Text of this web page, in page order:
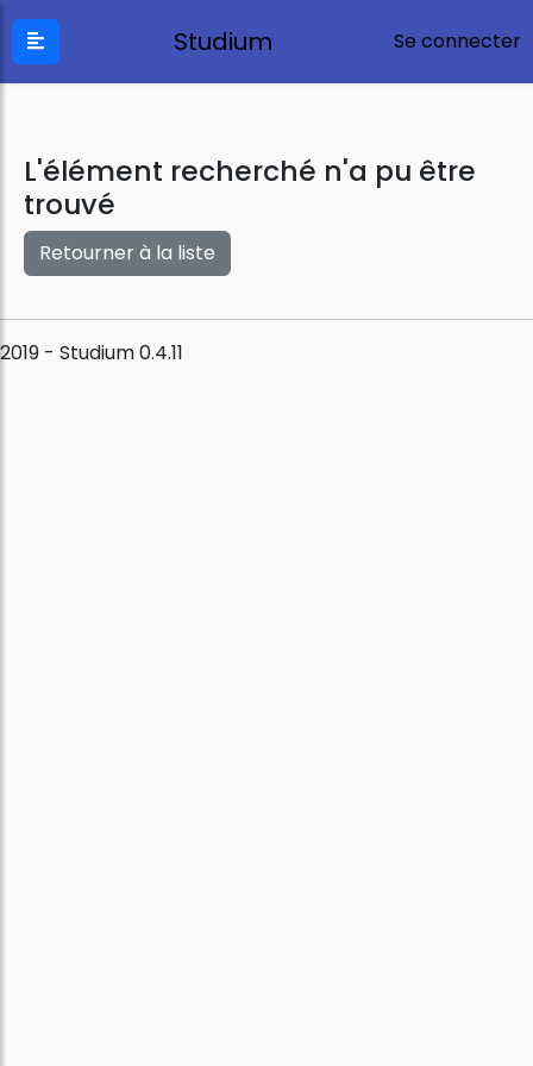
Studium Se connecter
L'élément recherché n'a pu être
trouvé
Retourner à la liste
2019 - Studium 0.4.11